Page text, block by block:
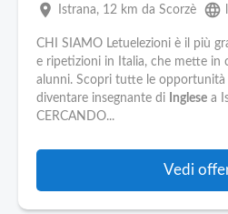
place Istrana, 12 km da Scorzè language
CHI SIAMO Letuelezioni è il più
e ripetizioni in Italia, che mette in
alunni. Scopri tutte le
diventare insegnante di
Inglese a
CERCANDO...
Vedi